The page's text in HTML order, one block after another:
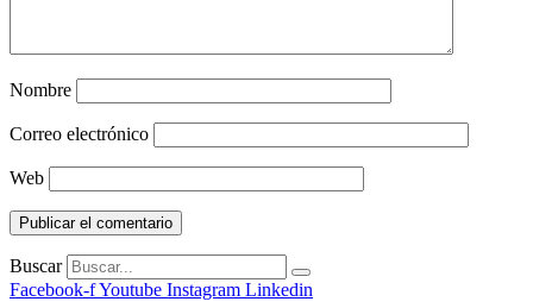
Nombre
Correo electrónico
Web
Buscar
Facebook-fYoutube Instagram Linkedin